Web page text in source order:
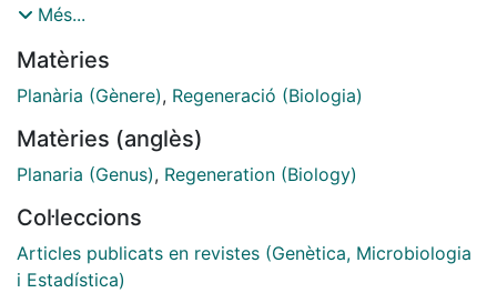
great precision through the proliferation and
make the planarian body-wall musculature a
potentially useful model for the study of cell
Planarian body-wall muscle shows some ambiguous
features common to both skeletal and smooth muscle
expression of skeletal myosin heavy-chain genes and
the myogenic transcription factor myoD. Where and
when planarian stem cells become committed to the
Més...
Matèries
Planària (Gènere), Regeneració (Biologia)
Matèries (anglès)
Planaria (Genus), Regeneration (Biology)
Col·leccions
Articles publicats en revistes (Genètica, Microbiologia
i Estadística)